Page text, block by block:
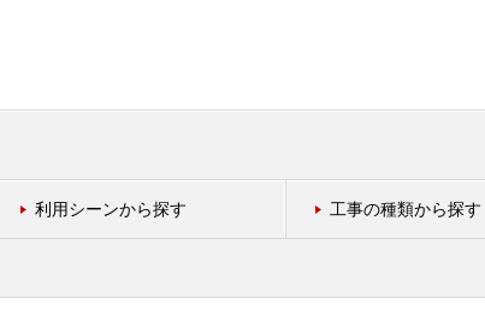
利用シーンから探す 工事の種類から探す